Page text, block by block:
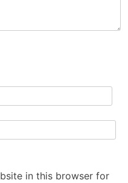
in this browser for